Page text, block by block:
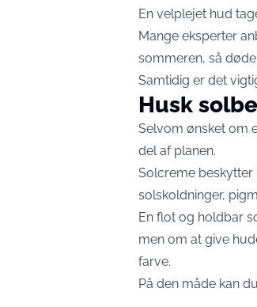
En velplejet hud
Mange eksperter
sommeren, så
Samtidig er det
Husk
Selvom ønsket om
del af planen.
Solcreme
solskoldninger,
En flot og holdbar
men om at give
farve.
På den måde kan